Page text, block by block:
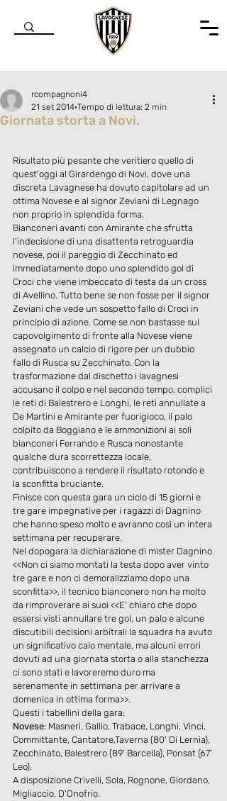
Giornata storta a Novi.
rcompagnoni4
21 set 2014 Tempo di lettura: 2 min
Risultato più pesante che veritiero quello di
quest'oggi al Girardengo di Novi, dove una
discreta Lavagnese ha dovuto capitolare ad un
ottima Novese e al signor Zeviani di Legnago
non proprio in splendida forma.
Bianconeri avanti con Amirante che sfrutta
l'indecisione di una disattenta retroguardia
novese, poi il pareggio di Zecchinato ed
immediatamente dopo uno splendido gol di
Croci che viene imbeccato di testa da un cross
di Avellino. Tutto bene se non fosse per il signor
Zeviani che vede un sospetto fallo di Croci in
principio di azione. Come se non bastasse sul
capovolgimento di fronte alla Novese viene
assegnato un calcio di rigore per un dubbio
fallo di Rusca su Zecchinato. Con la
trasformazione dal dischetto i lavagnesi
accusano il colpo e nel secondo tempo, complici
le reti di Balestrero e Longhi, le reti annullate a
De Martini e Amirante per fuorigioco, il palo
colpito da Boggiano e le ammonizioni ai soli
bianconeri Ferrando e Rusca nonostante
qualche dura scorrettezza locale,
contribuiscono a rendere il risultato rotondo e
la sconfitta bruciante.
Finisce con questa gara un ciclo di 15 giorni e
tre gare impegnative per i ragazzi di Dagnino
che hanno speso molto e avranno così un intera
settimana per recuperare.
Nel dopogara la dichiarazione di mister Dagnino
<<Non ci siamo montati la testa dopo aver vinto
tre gare e non ci demoralizziamo dopo una
sconfitta>>, il tecnico bianconero non ha molto
da rimproverare ai suoi <<E' chiaro che dopo
essersi visti annullare tre gol, un palo e alcune
discutibili decisioni arbitrali la squadra ha avuto
un significativo calo mentale, ma alcuni errori
dovuti ad una giornata storta o alla stanchezza
ci sono stati e lavoreremo duro ma
serenamente in settimana per arrivare a
domenica in ottima forma>>.
Questi i tabellini della gara:
Novese: Masneri, Gallio, Trabace, Longhi, Vinci,
Committante, Cantatore,Taverna (80' Di Lernia),
Zecchinato, Balestrero (89' Barcella), Ponsat (67'
Leo).
A disposizione Crivelli, Sola, Rognone, Giordano,
Migliaccio, D'Onofrio.